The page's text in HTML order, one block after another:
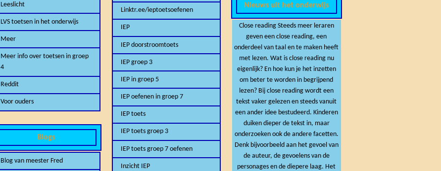
Leeslicht
LVS toetsen in het onderwijs
Meer
Meer info over toetsen in groep
4
Reddit
Voor ouders
Blogs
Blog van meester Fred
Linktr.ee/ieptoetsoefenen
IEP
IEP doorstroomtoets
IEP groep 3
IEP in groep 5
IEP oefenen in groep 7
IEP toets
IEP toets groep 3
IEP toets groep 7 oefenen
Inzicht IEP
Nieuws uit het onderwijs
Close reading Steeds meer leraren
geven een close reading, een
onderdeel van taal en te maken heeft
met lezen. Wat is close reading nu
eigenlijk? En hoe kun je het inzetten
om beter te worden in begrijpend
lezen? Bij close reading wordt een
tekst vaker gelezen en steeds vanuit
een ander idee bestudeerd. Kinderen
duiken dieper de tekst in, maar
onderzoeken ook de andere facetten.
Denk bijvoorbeeld aan het gevoel van
de auteur, de gevoelens van de
personages en de diepere laag. Het